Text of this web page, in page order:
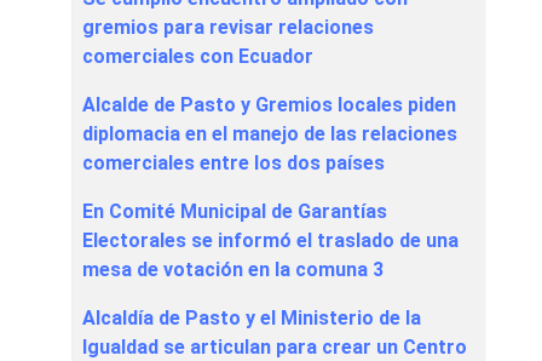
gremios para revisar relaciones
comerciales con Ecuador
Alcalde de Pasto y Gremios locales piden
diplomacia en el manejo de las relaciones
comerciales entre los dos países
En Comité Municipal de Garantías
Electorales se informó el traslado de una
mesa de votación en la comuna 3
Alcaldía de Pasto y el Ministerio de la
Igualdad se articulan para crear un Centro